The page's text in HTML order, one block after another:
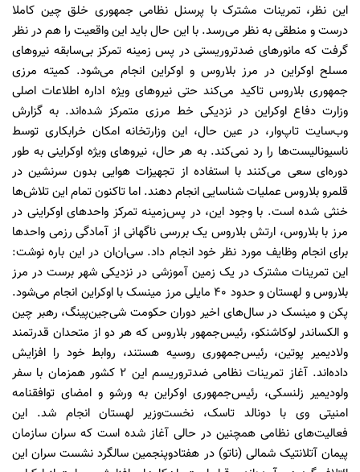
این نظر، تمرینات مشترک با پرسنل نظامی جمهوری خلق چین کاملا
درست و منطقی به نظر می‌رسد. با این حال باید این واقعیت را هم در نظر
گرفت که مانورهای ضدتروریستی در پس زمینه تمرکز بی‌سابقه نیروهای
مسلح اوکراین در مرز بلاروس و اوکراین انجام می‌شود. کمیته مرزی
جمهوری بلاروس تاکید می‌کند حتی نیروهای ویژه اداره اطلاعات اصلی
وزارت دفاع اوکراین در نزدیکی خط مرزی متمرکز شده‌اند. به گزارش
وب‌سایت تاپ‌وار، در عین حال، این وزارتخانه امکان خرابکاری توسط
ناسیونالیست‌ها را رد نمی‌کند. به هر حال، نیروهای ویژه اوکراینی به طور
دوره‌ای سعی می‌کنند با استفاده از تجهیزات هوایی بدون سرنشین در
قلمرو بلاروس عملیات شناسایی انجام دهند. اما تاکنون تمام این تلاش‌ها
خنثی شده است. با وجود این، در پس‌زمینه تمرکز واحدهای اوکراینی در
مرز با بلاروس، ارتش بلاروس یک بررسی ناگهانی از آمادگی رزمی واحدها
برای انجام وظایف مورد نظر خود انجام داد. سی‌ان‌ان در این باره نوشت:
این تمرینات مشترک در یک زمین آموزشی در نزدیکی شهر برست در مرز
بلاروس و لهستان و حدود ۴۰ مایلی مرز مینسک با اوکراین انجام می‌شود.
پکن و مینسک در سال‌های اخیر دوران حکومت شی‌جین‌پینگ، رهبر چین
و الکساندر لوکاشنکو، رئیس‌جمهور بلاروس که هر دو از متحدان قدرتمند
ولادیمیر پوتین، رئیس‌جمهوری روسیه هستند، روابط خود را افزایش
داده‌اند. آغاز تمرینات نظامی ضدتروریسم این ۲ کشور همزمان با سفر
ولودیمیر زلنسکی، رئیس‌جمهوری اوکراین به ورشو و امضای توافقنامه
امنیتی وی با دونالد تاسک، نخست‌وزیر لهستان انجام شد. این
فعالیت‌های نظامی همچنین در حالی آغاز شده است که سران سازمان
پیمان آتلانتیک شمالی (ناتو) در هفتادوپنجمین سالگرد نشست سران این